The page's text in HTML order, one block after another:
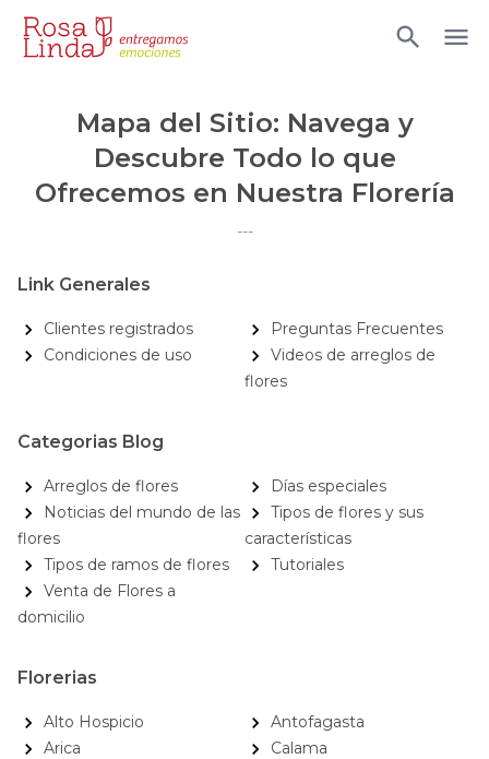
Mapa del Sitio: Navega y
Descubre Todo lo que
Ofrecemos en Nuestra Florería
---
Link Generales
Clientes registrados
Preguntas Frecuentes
Condiciones de uso
Videos de arreglos de
flores
Categorias Blog
Arreglos de flores
Días especiales
Noticias del mundo de las
flores
Tipos de flores y sus
características
Tipos de ramos de flores
Tutoriales
Venta de Flores a
domicilio
Florerias
Alto Hospicio
Antofagasta
Arica
Calama